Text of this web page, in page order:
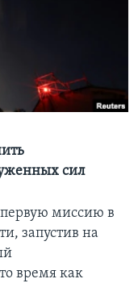
сил
миссию в
запустив на
время как